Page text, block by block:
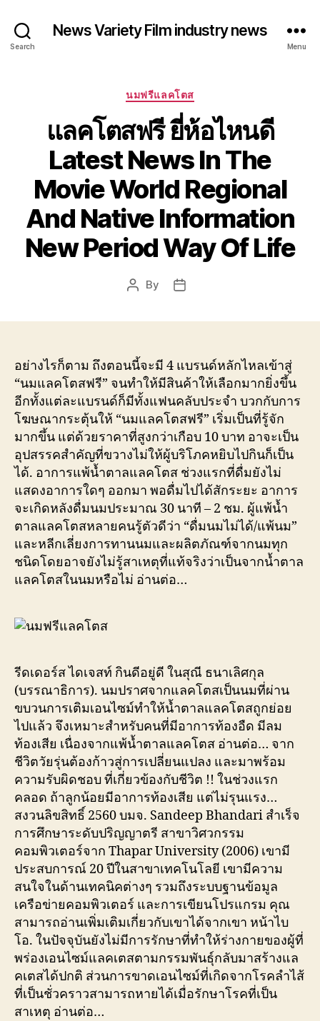
Search
News Variety Film industry news
Menu
Categories
นมฟรีแลคโตส
แลคโตสฟรี ยี่ห้อไหนดี
Latest News In The
Movie World Regional
And Native Information
New Period Way Of Life
Post
By
Post
อย่างไรก็ตาม ถึงตอนนี้จะมี 4 แบรนด์หลักไหลเข้าสู่
“นมแลคโตสฟรี” จนทำให้มีสินค้าให้เลือกมากยิ่งขึ้น
อีกทั้งแต่ละแบรนด์ก็มีทั้งแฟนคลับประจำ บวกกับการ
โฆษณากระตุ้นให้ “นมแลคโตสฟรี” เริ่มเป็นที่รู้จัก
มากขึ้น แต่ด้วยราคาที่สูงกว่าเกือบ 10 บาท อาจะเป็น
อุปสรรคสำคัญที่ขวางไม่ให้ผู้บริโภคหยิบไปกินก็เป็น
ได้. อาการแพ้น้ำตาลแลคโตส ช่วงแรกที่ดื่มยังไม่
แสดงอาการใดๆ ออกมา พอดื่มไปได้สักระยะ อาการ
จะเกิดหลังดื่มนมประมาณ 30 นาที – 2 ชม. ผู้แพ้น้ำ
ตาลแลคโตสหลายคนรู้ตัวดีว่า “ดื่มนมไม่ได้/แพ้นม”
และหลีกเลี่ยงการทานนมและผลิตภัณฑ์จากนมทุก
ชนิดโดยอาจยังไม่รู้สาเหตุที่แท้จริงว่าเป็นจากน้ำตาล
แลคโตสในนมหรือไม่ อ่านต่อ…
รีดเดอร์ส ไดเจสท์ กินดีอยู่ดี ในสุณี ธนาเลิศกุล
(บรรณาธิการ). นมปราศจากแลคโตสเป็นนมที่ผ่าน
ขบวนการเติมเอนไซม์ทำให้น้ำตาลแลคโตสถูกย่อย
ไปแล้ว จึงเหมาะสำหรับคนที่มีอาการท้องอืด มีลม
ท้องเสีย เนื่องจากแพ้น้ำตาลแลคโตส อ่านต่อ… จาก
ชีวิตวัยรุ่นต้องก้าวสู่การเปลี่ยนแปลง และมาพร้อม
ความรับผิดชอบ ที่เกี่ยวข้องกับชีวิต !! ในช่วงแรก
คลอด ถ้าลูกน้อยมีอาการท้องเสีย แต่ไม่รุนแรง…
สงวนลิขสิทธิ์ 2560 บมจ. Sandeep Bhandari สำเร็จ
การศึกษาระดับปริญญาตรี สาขาวิศวกรรม
คอมพิวเตอร์จาก Thapar University (2006) เขามี
ประสบการณ์ 20 ปีในสาขาเทคโนโลยี เขามีความ
สนใจในด้านเทคนิคต่างๆ รวมถึงระบบฐานข้อมูล
เครือข่ายคอมพิวเตอร์ และการเขียนโปรแกรม คุณ
สามารถอ่านเพิ่มเติมเกี่ยวกับเขาได้จากเขา หน้าไบ
โอ. ในปัจจุบันยังไม่มีการรักษาที่ทำให้ร่างกายของผู้ที่
พร่องเอนไซม์แลคเตสตามกรรมพันธุ์กลับมาสร้างแล
คเตสได้ปกติ ส่วนการขาดเอนไซม์ที่เกิดจากโรคลำไส้
ที่เป็นชั่วคราวสามารถหายได้เมื่อรักษาโรคที่เป็น
สาเหตุ อ่านต่อ…